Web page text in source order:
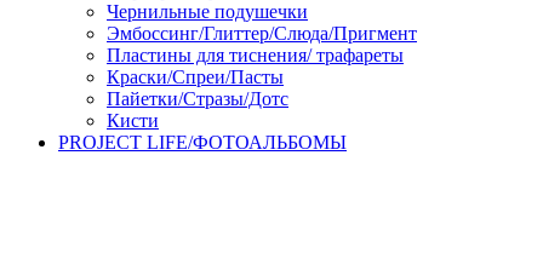
Чернильные подушечки
Эмбоссинг/Глиттер/Слюда/Пригмент
Пластины для тиснения/ трафареты
Краски/Спреи/Пасты
Пайетки/Стразы/Дотс
Кисти
PROJECT LIFE/ФОТОАЛЬБОМЫ